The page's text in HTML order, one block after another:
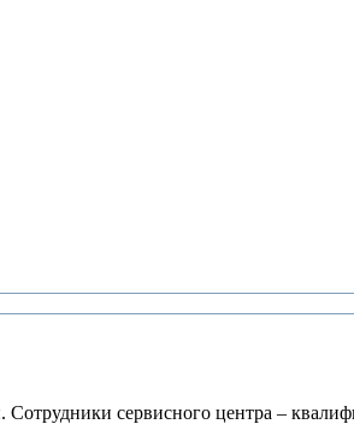
сервисного центра –